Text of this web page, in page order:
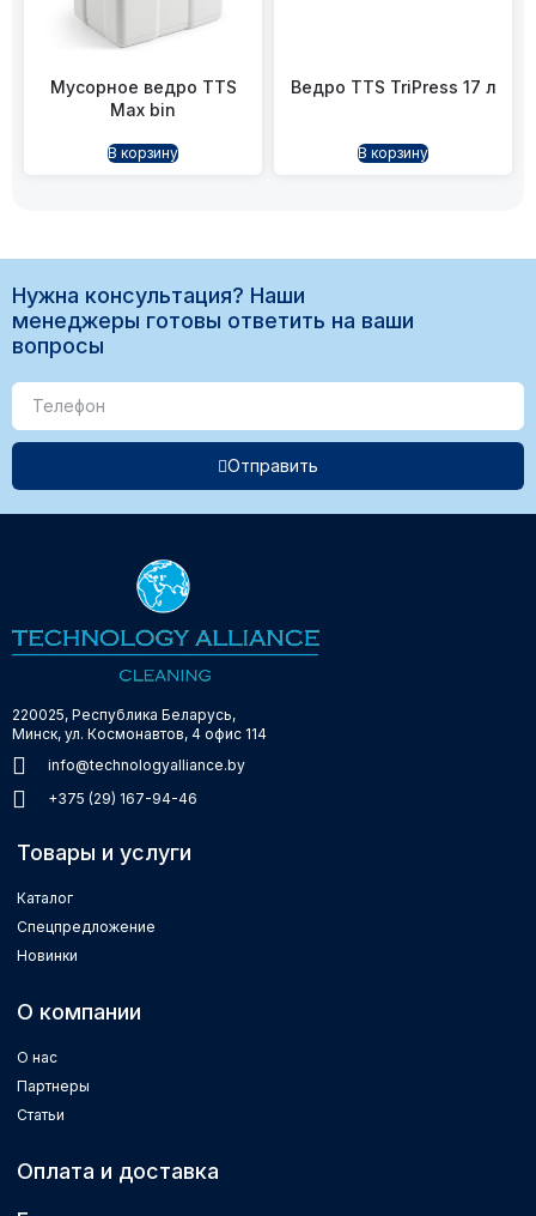
Мусорное ведро TTS
Max bin
В корзину
Ведро TTS TriPress 17 л
В корзину
Нужна консультация? Наши
менеджеры готовы ответить на ваши
вопросы
Отправить
220025, Республика Беларусь,
Минск, ул. Космонавтов, 4 офис 114
info@technologyalliance.by
+375 (29) 167-94-46
Товары и услуги
Каталог
Спецпредложение
Новинки
О компании
О нас
Партнеры
Статьи
Оплата и доставка